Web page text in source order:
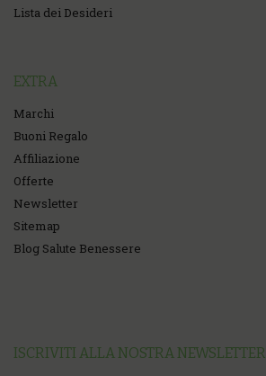
Lista dei Desideri
EXTRA
Marchi
Buoni Regalo
Affiliazione
Offerte
Newsletter
Sitemap
Blog Salute Benessere
ISCRIVITI ALLA NOSTRA NEWSLETTER